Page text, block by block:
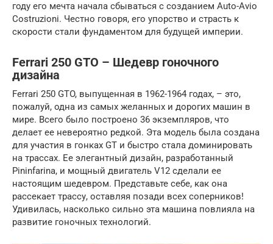
году его мечта начала сбываться с созданием Auto-Avio
Costruzioni. Честно говоря, его упорство и страсть к
скорости стали фундаментом для будущей империи.
Ferrari 250 GTO – Шедевр гоночного
дизайна
Ferrari 250 GTO, выпущенная в 1962-1964 годах, – это,
пожалуй, одна из самых желанных и дорогих машин в
мире. Всего было построено 36 экземпляров, что
делает ее невероятно редкой. Эта модель была создана
для участия в гонках GT и быстро стала доминировать
на трассах. Ее элегантный дизайн, разработанный
Pininfarina, и мощный двигатель V12 сделали ее
настоящим шедевром. Представьте себе, как она
рассекает трассу, оставляя позади всех соперников!
Удивилась, насколько сильно эта машина повлияла на
развитие гоночных технологий.